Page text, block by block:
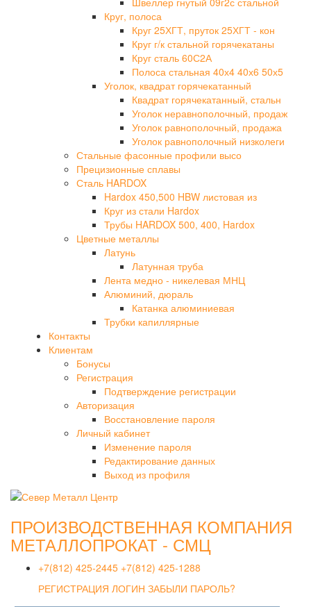
Круг, полоса
Круг 25ХГТ, пруток 25ХГТ - кон
Круг г/к стальной горячекатаны
Круг сталь 60С2А
Полоса стальная 40х4 40х6 50х5
Уголок, квадрат горячекатанный
Квадрат горячекатанный, стальн
Уголок неравнополочный, продаж
Уголок равнополочный, продажа
Уголок равнополочный низколеги
Стальные фасонные профили высо
Прецизионные сплавы
Сталь HARDOX
Hardox 450,500 HBW листовая из
Круг из стали Hardox
Трубы HARDOX 500, 400, Hardox
Цветные металлы
Латунь
Латунная труба
Лента медно - никелевая МНЦ
Алюминий, дюраль
Катанка алюминиевая
Трубки капиллярные
Контакты
Клиентам
Бонусы
Регистрация
Подтверждение регистрации
Авторизация
Восстановление пароля
Личный кабинет
Изменение пароля
Редактирование данных
Выход из профиля
ПРОИЗВОДСТВЕННАЯ КОМПАНИЯ
МЕТАЛЛОПРОКАТ - СМЦ
+7(812) 425-2445 +7(812) 425-1288
РЕГИСТРАЦИЯ ЛОГИН ЗАБЫЛИ ПАРОЛЬ?